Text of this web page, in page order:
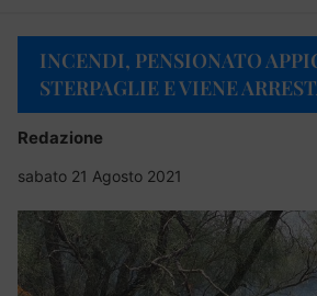
INCENDI, PENSIONATO
STERPAGLIE E VIENE
Redazione
sabato 21 Agosto 2021